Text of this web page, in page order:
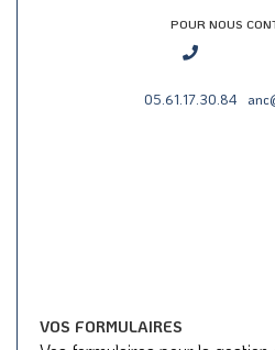
POUR NOUS
05.61.17.30.84
VOS FORMULAIRES